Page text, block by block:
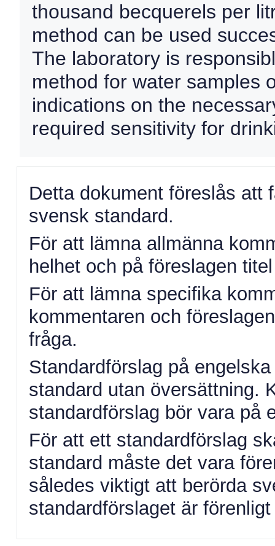
thousand becquerels per
method can be used
The laboratory is
method for water samples
indications on the
required sensitivity for
Detta dokument föreslås att
svensk standard.
För att lämna allmänna
helhet och på föreslagen
För att lämna specifika
kommentaren och
fråga.
Standardförslag på
standard utan översättning.
standardförslag bör vara på
För att ett standardförslag
standard måste det vara
således viktigt att berörda
standardförslaget är